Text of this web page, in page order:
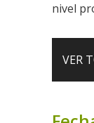
nivel
VER